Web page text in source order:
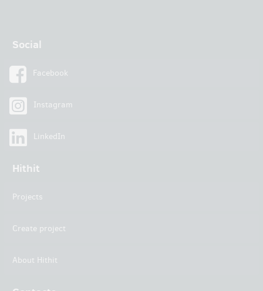
Social
Facebook
Instagram
LinkedIn
Hithit
Projects
Create project
About Hithit